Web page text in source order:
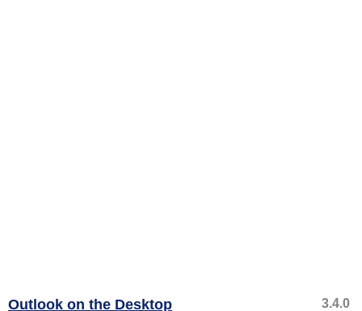
Outlook on the Desktop 3.4.0